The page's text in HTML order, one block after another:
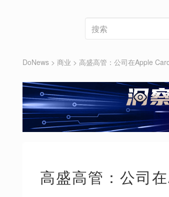
DoNews > 商业 > 高盛高管：公司在Apple
高盛高管：公司